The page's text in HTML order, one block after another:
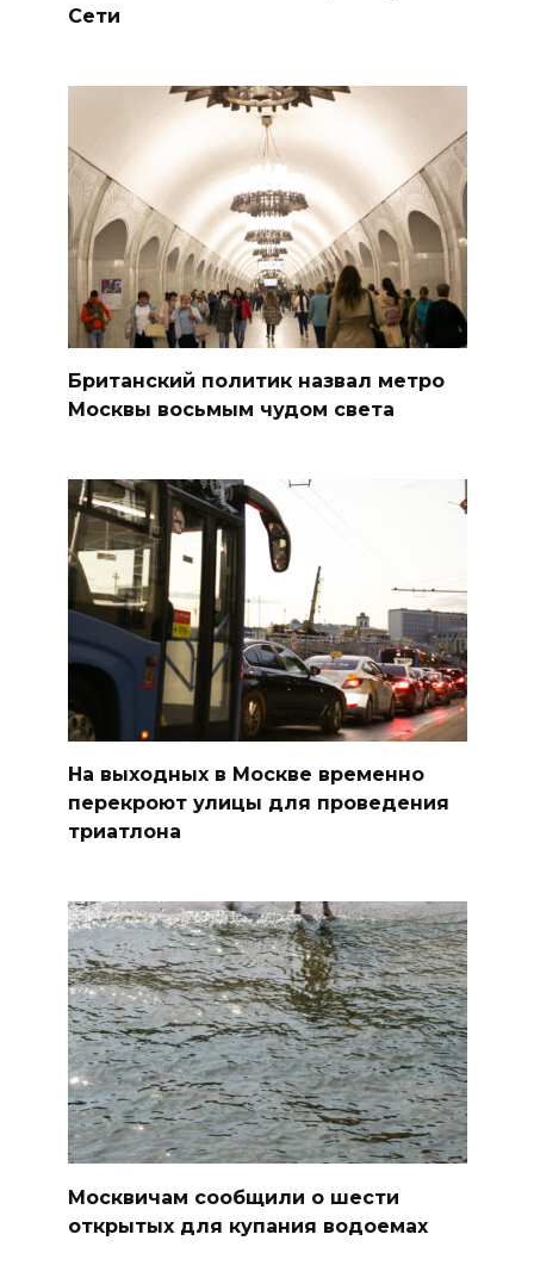
Сети
Британский политик назвал метро
Москвы восьмым чудом света
На выходных в Москве временно
перекроют улицы для проведения
триатлона
Москвичам сообщили о шести
открытых для купания водоемах